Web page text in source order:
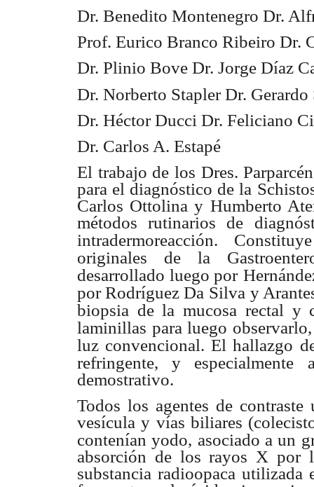
Dr. Benedito Montenegro Dr.
Prof. Eurico Branco Ribeiro Dr.
Dr. Plinio Bove Dr. Jorge Díaz
Dr. Norberto Stapler Dr.
Dr. Héctor Ducci Dr. Feliciano
Dr. Carlos A. Estapé
El trabajo de los Dres.
para el diagnóstico de la
Carlos Ottolina y Humberto
métodos rutinarios de
intradermoreacción.
originales de
la
desarrollado luego por
por Rodríguez Da Silva y
biopsia de la mucosa rectal y
laminillas para luego observarlo,
luz convencional. El hallazgo
refringente, y especialmente
demostrativo.
Todos los agentes de
vesícula y vías biliares
contenían yodo, asociado a un
absorción de los rayos X por
substancia radioopaca